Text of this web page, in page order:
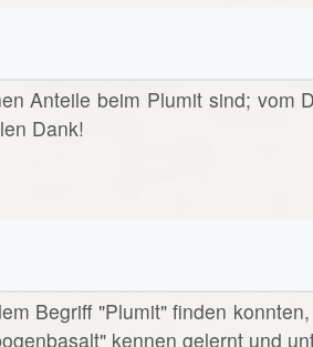
Anteile beim Plumit sind; vom
Dank!
Begriff "Plumit" finden
kennen gelernt und